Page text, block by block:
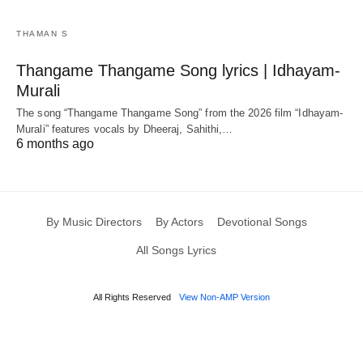
THAMAN S
Thangame Thangame Song lyrics | Idhayam-
Murali
The song “Thangame Thangame Song” from the 2026 film “Idhayam-
Murali” features vocals by Dheeraj, Sahithi,…
6 months ago
By Music Directors By Actors Devotional Songs
All Songs Lyrics
All Rights Reserved View Non-AMP Version